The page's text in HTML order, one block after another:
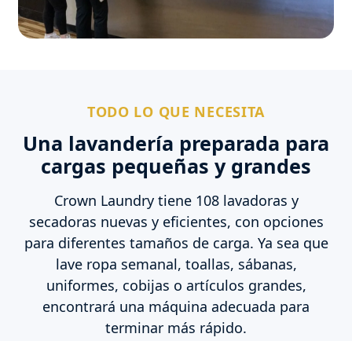
TODO LO QUE NECESITA
Una lavandería preparada para
cargas pequeñas y grandes
Crown Laundry tiene 108 lavadoras y
secadoras nuevas y eficientes, con opciones
para diferentes tamaños de carga. Ya sea que
lave ropa semanal, toallas, sábanas,
uniformes, cobijas o artículos grandes,
encontrará una máquina adecuada para
terminar más rápido.